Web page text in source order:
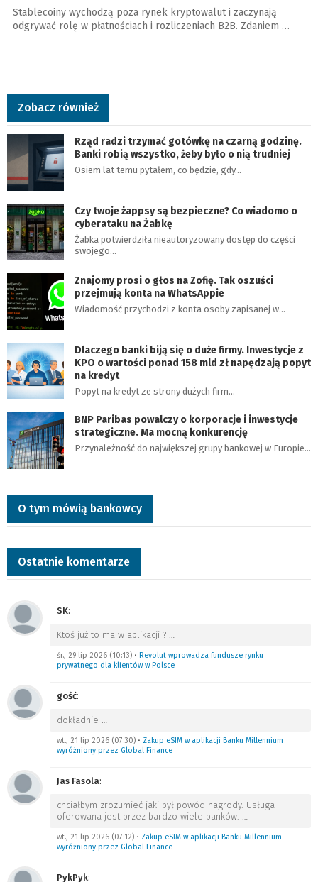
Stablecoiny wychodzą poza rynek kryptowalut i zaczynają
odgrywać rolę w płatnościach i rozliczeniach B2B. Zdaniem …
Zobacz również
Rząd radzi trzymać gotówkę na czarną godzinę.
Banki robią wszystko, żeby było o nią trudniej
Osiem lat temu pytałem, co będzie, gdy…
Czy twoje żappsy są bezpieczne? Co wiadomo o
cyberataku na Żabkę
Żabka potwierdziła nieautoryzowany dostęp do części
swojego…
Znajomy prosi o głos na Zofię. Tak oszuści
przejmują konta na WhatsAppie
Wiadomość przychodzi z konta osoby zapisanej w…
Dlaczego banki biją się o duże firmy. Inwestycje z
KPO o wartości ponad 158 mld zł napędzają popyt
na kredyt
Popyt na kredyt ze strony dużych firm…
BNP Paribas powalczy o korporacje i inwestycje
strategiczne. Ma mocną konkurencję
Przynależność do największej grupy bankowej w Europie…
O tym mówią bankowcy
Ostatnie komentarze
SK:
Ktoś już to ma w aplikacji ? …
śr., 29 lip 2026 (10:13) • Revolut wprowadza fundusze rynku
prywatnego dla klientów w Polsce
gość:
dokładnie …
wt., 21 lip 2026 (07:30) • Zakup eSIM w aplikacji Banku Millennium
wyróżniony przez Global Finance
Jas Fasola:
chciałbym zrozumieć jaki był powód nagrody. Usługa
oferowana jest przez bardzo wiele banków. …
wt., 21 lip 2026 (07:12) • Zakup eSIM w aplikacji Banku Millennium
wyróżniony przez Global Finance
PykPyk: